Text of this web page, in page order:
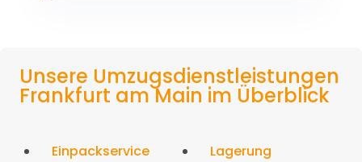
Unsere Umzugsdienstleistungen
Frankfurt am Main im Überblick
Einpackservice
Lagerung